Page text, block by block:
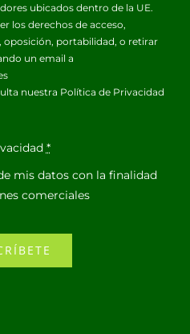
ubicados dentro de la UE.
los derechos de acceso,
portabilidad, o retirar
un email a
nuestra Política de Privacidad
*
mis datos con la finalidad
comerciales